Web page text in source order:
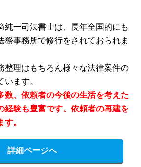
純一司法書士は、長年全国的にも
務事務所で修行をされておられま
整理はもちろん様々な法律案件の
ます。
数、依頼者の今後の生活を考えた
経験も豊富です。依頼者の再建を
。
詳細ページへ